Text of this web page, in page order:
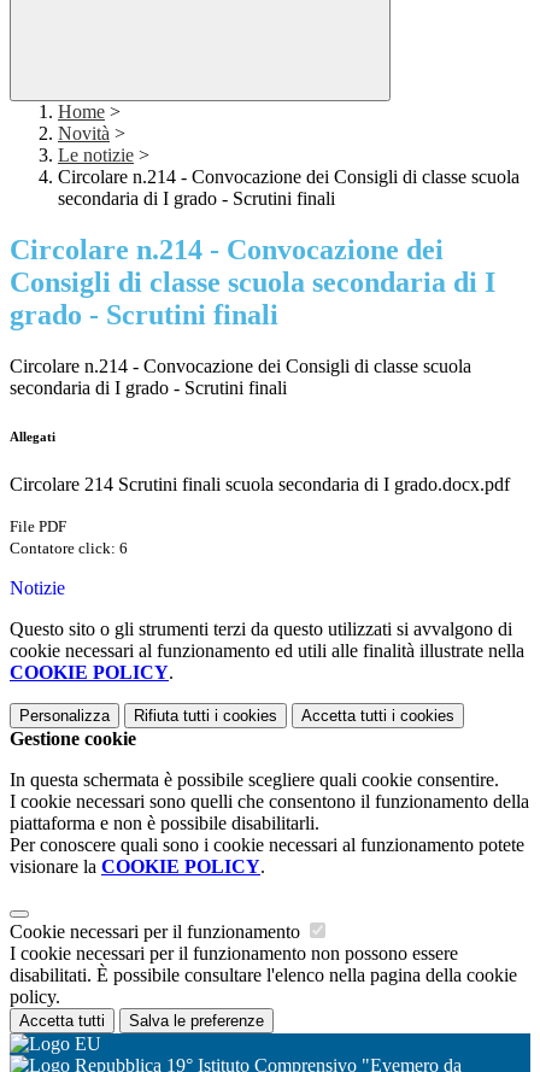
Home >
Novità >
Le notizie >
Circolare n.214 - Convocazione dei Consigli di classe scuola
secondaria di I grado - Scrutini finali
Circolare n.214 - Convocazione dei
Consigli di classe scuola secondaria di I
grado - Scrutini finali
Circolare n.214 - Convocazione dei Consigli di classe scuola
secondaria di I grado - Scrutini finali
Allegati
Circolare 214 Scrutini finali scuola secondaria di I grado.docx.pdf
File PDF
Contatore click: 6
Notizie
Questo sito o gli strumenti terzi da questo utilizzati si avvalgono di
cookie necessari al funzionamento ed utili alle finalità illustrate nella
COOKIE POLICY.
Personalizza Rifiuta tutti i cookies Accetta tutti i cookies
Gestione cookie
In questa schermata è possibile scegliere quali cookie consentire.
I cookie necessari sono quelli che consentono il funzionamento della
piattaforma e non è possibile disabilitarli.
Per conoscere quali sono i cookie necessari al funzionamento potete
visionare la COOKIE POLICY.
Cookie necessari per il funzionamento
I cookie necessari per il funzionamento non possono essere
disabilitati. È possibile consultare l'elenco nella pagina della cookie
policy.
Accetta tutti Salva le preferenze
19° Istituto Comprensivo "Evemero da